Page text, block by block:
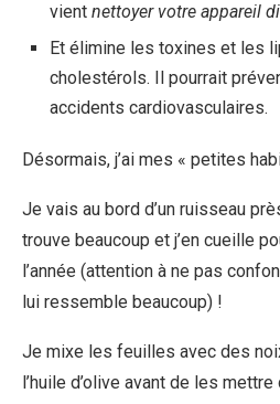
vient nettoyer votre appareil
Et élimine les toxines et les
cholestérols. Il pourrait
accidents cardiovasculaires.
Désormais, j’ai mes « petites
Je vais au bord d’un ruisseau
trouve beaucoup et j’en cueille
l’année (attention à ne pas
lui ressemble beaucoup) !
Je mixe les feuilles avec des
l’huile d’olive avant de les